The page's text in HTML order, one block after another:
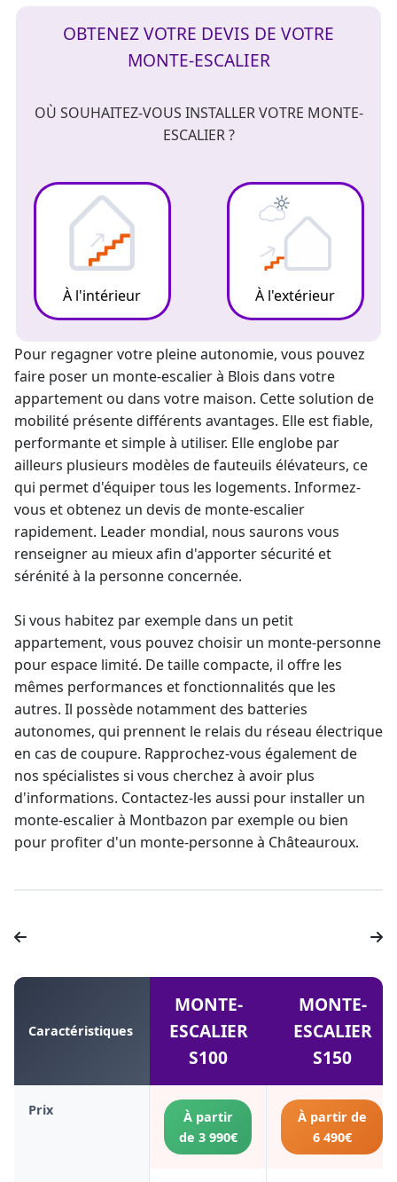
OBTENEZ VOTRE DEVIS DE VOTRE
MONTE-ESCALIER
OÙ SOUHAITEZ-VOUS INSTALLER VOTRE MONTE-
ESCALIER ?
À l'intérieur À l'extérieur
Pour regagner votre pleine autonomie, vous pouvez
faire poser un monte-escalierà Blois dans votre
appartement ou dans votre maison. Cette solution de
mobilité présente différents avantages. Elle est fiable,
performante et simple à utiliser. Elle englobe par
ailleurs plusieurs modèles de fauteuils élévateurs, ce
qui permet d'équiper tous les logements. Informez-
vous et obtenez un devis de monte-escalier
rapidement. Leader mondial, nous saurons vous
renseigner au mieux afin d'apporter sécurité et
sérénité à la personne concernée.
Si vous habitez par exemple dans un petit
appartement, vous pouvez choisir un monte-personne
pour espace limité. De taille compacte, il offre les
mêmes performances et fonctionnalités que les
autres. Il possède notamment des batteries
autonomes, qui prennent le relais du réseau électrique
en cas de coupure. Rapprochez-vous également de
nos spécialistes si vous cherchez à avoir plus
d'informations. Contactez-les aussi pour installer un
monte-escalier à Montbazon par exemple ou bien
pour profiter d'un monte-personne à Châteauroux.
Caractéristiques
MONTE-
ESCALIER
S100
MONTE-
ESCALIER
S150
Prix
À partir
de 3 990€
À partir de
6 490€